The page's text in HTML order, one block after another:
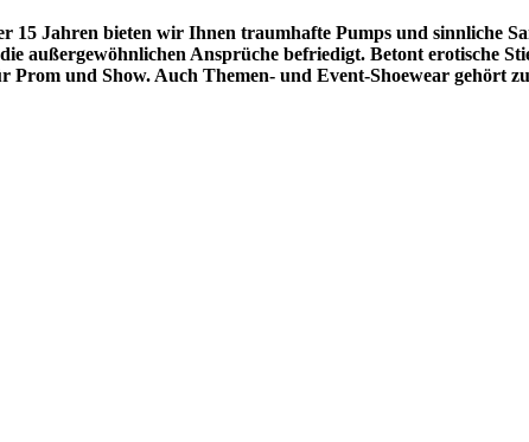
15 Jahren bieten wir Ihnen traumhafte Pumps und sinnliche
außergewöhnlichen Ansprüche befriedigt. Betont erotische
Prom und Show. Auch Themen- und Event-Shoewear gehört